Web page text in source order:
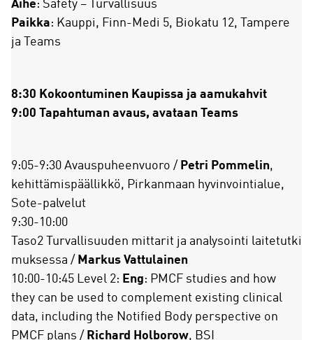
Aihe: Safety – Turvallisuus
Paikka: Kauppi, Finn-Medi 5, Biokatu 12, Tampere
ja Teams
8:30 Kokoontuminen Kaupissa ja aamukahvit
9:00 Tapahtuman avaus, avataan Teams
9:05-9:30 Avauspuheenvuoro / Petri Pommelin,
kehittämispäällikkö, Pirkanmaan hyvinvointialue,
Sote-palvelut
9:30-10:00
Taso2 Turvallisuuden mittarit ja analysointi laitetutki
muksessa / Markus Vattulainen
10:00-10:45 Level 2: Eng: PMCF studies and how
they can be used to complement existing clinical
data, including the Notified Body perspective on
PMCF plans / Richard Holborow, BSI